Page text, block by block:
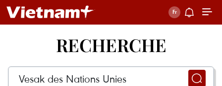
RECHERCHE